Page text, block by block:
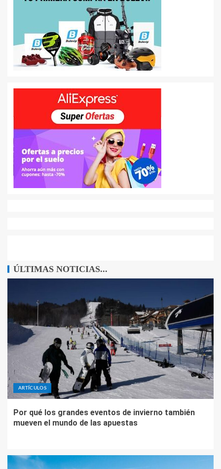
ÚLTIMAS NOTICIAS...
ARTÍCULOS
Por qué los grandes eventos de invierno también
mueven el mundo de las apuestas